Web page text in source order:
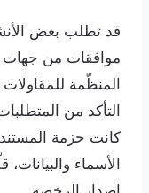
قد تطلب بعض
موافقات من جهات
المنظّمة
التأكد من
كانت حزمة
الأسماء